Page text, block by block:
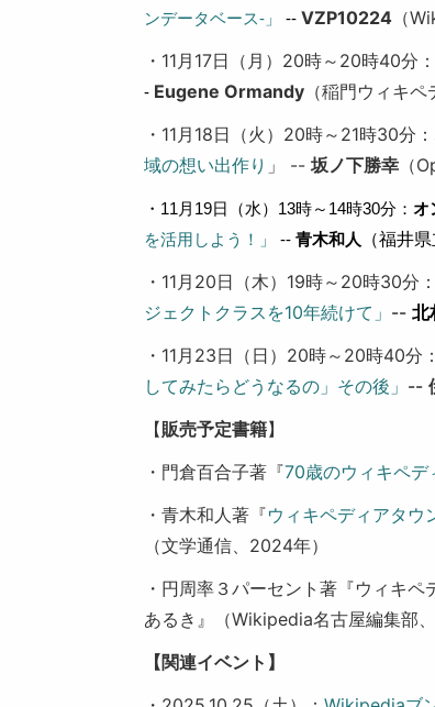
ンデータベース-」
-- VZP10224 （
・11月17日（月）20時～20時40分
- Eugene Ormandy （稲門ウィキ
・11月18日（火）20時～21時30分：
域の想い出作り 」 --坂ノ下勝幸 （
・11月19日（水）13時～14時30分：オ
を活用しよう！」
-- 青木和人
（福井
・11月20日（木）19時～20時30分：
ジェクトクラスを10年続けて」 --北
・11月23日（日）20時～20時40分：
してみたらどうなるの」その後」 --
【販売予定書籍】
・門倉百合子著『70歳のウィキペデ
・青木和人著『ウィキペディアタウ
（文学通信、2024年）
・円周率３パーセント著『ウィキ
あるき』（Wikipedia名古屋編集部
【関連イベント】